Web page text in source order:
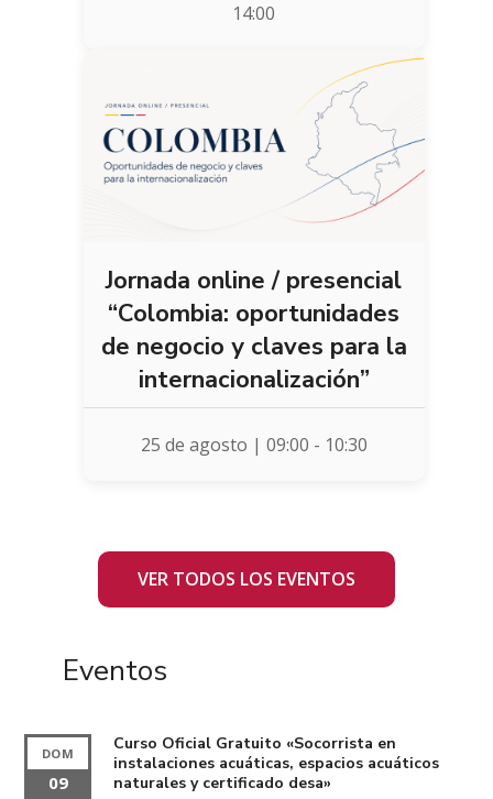
14:00
Jornada online / presencial
“Colombia: oportunidades
de negocio y claves para la
internacionalización”
25 de agosto | 09:00 - 10:30
VER TODOS LOS EVENTOS
Eventos
DOM
09
Curso Oficial Gratuito «Socorrista en
instalaciones acuáticas, espacios acuáticos
naturales y certificado desa»